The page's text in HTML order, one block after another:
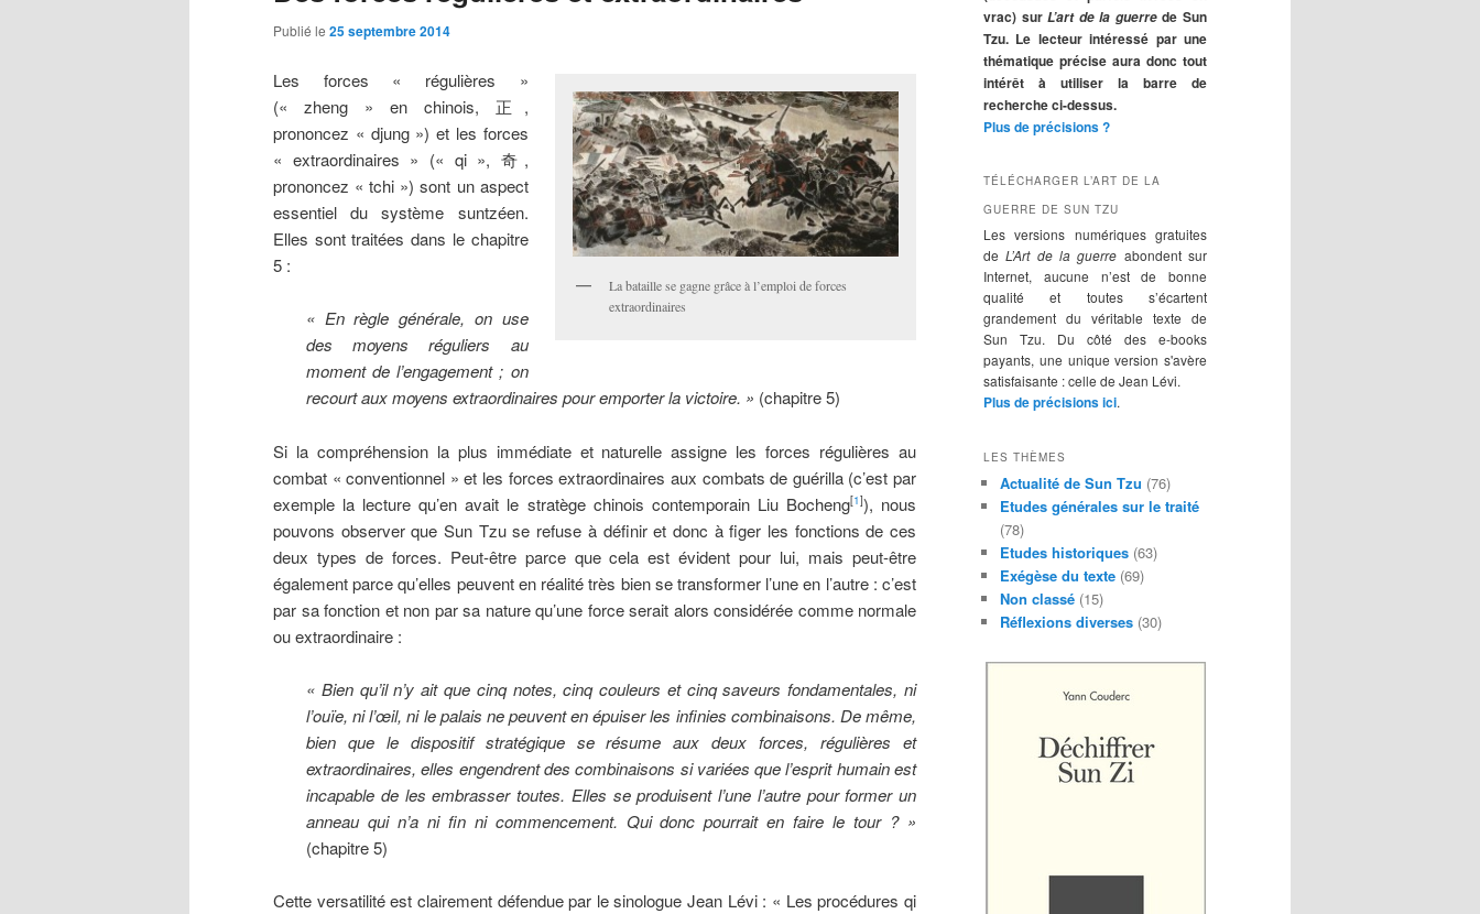
Publié le 25 septembre 2014
La bataille se gagne grâce à l’emploi de forces
extraordinaires
Les forces « régulières »
(« zheng » en chinois, 正,
prononcez « djung ») et les forces
« extraordinaires » (« qi », 奇,
prononcez « tchi ») sont un aspect
essentiel du système suntzéen.
Elles sont traitées dans le chapitre
5 :
« En règle générale, on use
des moyens réguliers au
moment de l’engagement ; on
recourt aux moyens extraordinaires pour emporter la victoire. » (chapitre 5)
Si la compréhension la plus immédiate et naturelle assigne les forces régulières au
combat « conventionnel » et les forces extraordinaires aux combats de guérilla (c’est par
exemple la lecture qu’en avait le stratège chinois contemporain Liu Bocheng[1]), nous
pouvons observer que Sun Tzu se refuse à définir et donc à figer les fonctions de ces
deux types de forces. Peut-être parce que cela est évident pour lui, mais peut-être
également parce qu’elles peuvent en réalité très bien se transformer l’une en l’autre : c’est
par sa fonction et non par sa nature qu’une force serait alors considérée comme normale
ou extraordinaire :
« Bien qu’il n’y ait que cinq notes, cinq couleurs et cinq saveurs fondamentales, ni
l’ouïe, ni l’œil, ni le palais ne peuvent en épuiser les infinies combinaisons. De même,
bien que le dispositif stratégique se résume aux deux forces, régulières et
extraordinaires, elles engendrent des combinaisons si variées que l’esprit humain est
incapable de les embrasser toutes. Elles se produisent l’une l’autre pour former un
anneau qui n’a ni fin ni commencement. Qui donc pourrait en faire le tour ? »
(chapitre 5)
Cette versatilité est clairement défendue par le sinologue Jean Lévi : « Les procédures qi
r
c
h
e
vrac) surL’art de la guerrede Sun
Tzu. Le lecteur intéressé par une
thématique précise aura donc tout
intérêt à utiliser la barre de
recherche ci-dessus.
Plus de précisions ?
TÉLÉCHARGER L’ART DE LA
GUERRE DE SUN TZU
Les versions numériques gratuites
deL’Art de la guerre abondent sur
Internet, aucune n’est de bonne
qualité et toutes s’écartent
grandement du véritable texte de
Sun Tzu. Du côté des e-books
payants, une unique version s'avère
satisfaisante : celle de Jean Lévi.
Plus de précisions ici.
LES THÈMES
Actualité de Sun Tzu (76)
Etudes générales sur le traité
(78)
Etudes historiques (63)
Exégèse du texte (69)
Non classé (15)
Réflexions diverses (30)